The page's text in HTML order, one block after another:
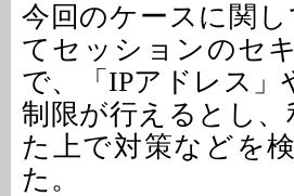
今回のケースに関し
てセッションのセ
で、「IPアドレス
制限が行えるとし
た上で対策などを
た。